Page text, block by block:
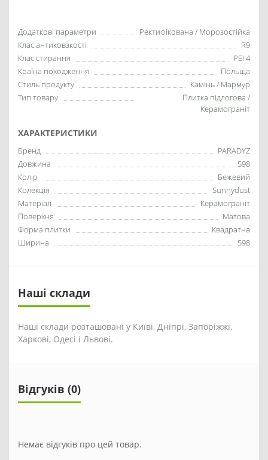
Додаткові параметри
Ректифікована / Морозостійка
Клас антиковзкості
R9
Клас стирання
PEI 4
Країна походження
Польща
Стиль продукту
Камінь / Мармур
Тип товару
Плитка підлогова /
Керамограніт
ХАРАКТЕРИСТИКИ
Бренд
PARADYZ
Довжина
598
Колір
Бежевий
Колекція
Sunnydust
Матеріал
Керамограніт
Поверхня
Матова
Форма плитки
Квадратна
Ширина
598
Наші склади
Наші склади розташовані у Київі, Дніпрі, Запоріжжі,
Харкові, Одесі і Львові.
Відгуків (0)
Немає відгуків про цей товар.